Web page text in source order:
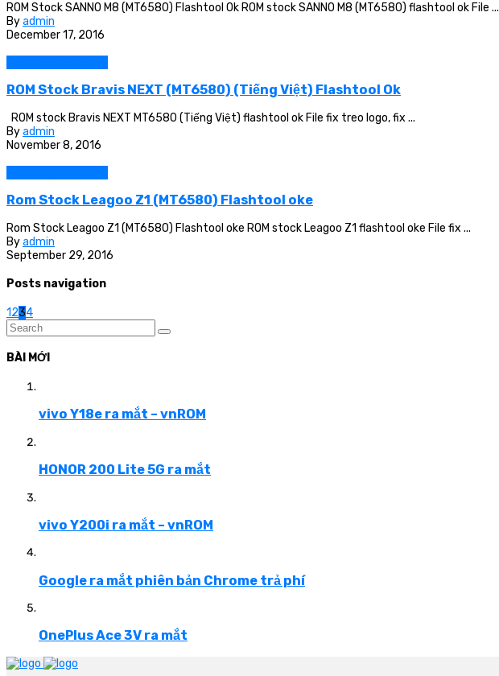
ROM Stock SANNO M8 (MT6580) Flashtool Ok ROM stock SANNO M8 (MT6580) flashtool ok File ...
Byadmin
December 17, 2016
ROM Stock Bravis NEXT (MT6580) (Tiếng Việt) Flashtool Ok
ROM stock Bravis NEXT MT6580 (Tiếng Việt) flashtool ok File fix treo logo, fix ...
Byadmin
November 8, 2016
Rom Stock Leagoo Z1 (MT6580) Flashtool oke
Rom Stock Leagoo Z1 (MT6580) Flashtool oke ROM stock Leagoo Z1 flashtool oke File fix ...
Byadmin
September 29, 2016
Posts navigation
1234
BÀI MỚI
vivo Y18e ra mắt – vnROM
HONOR 200 Lite 5G ra mắt
vivo Y200i ra mắt – vnROM
Google ra mắt phiên bản Chrome trả phí
OnePlus Ace 3V ra mắt